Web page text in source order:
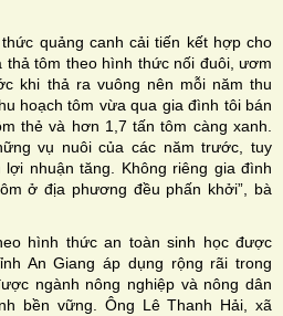
quảng canh cải tiến kết hợp cho
tôm theo hình thức nối đuôi, ươm
khi thả ra vuông nên mỗi năm thu
hoạch tôm vừa qua gia đình tôi bán
thẻ và hơn 1,7 tấn tôm càng xanh.
vụ nuôi của các năm trước, tuy
nhuận tăng. Không riêng gia đình
ở địa phương đều phấn khởi”, bà
hình thức an toàn sinh học được
An Giang áp dụng rộng rãi trong
ngành nông nghiệp và nông dân
bền vững. Ông Lê Thanh Hải, xã